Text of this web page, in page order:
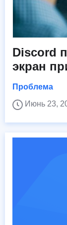
Discord
экран
Проблема
Июнь 23,